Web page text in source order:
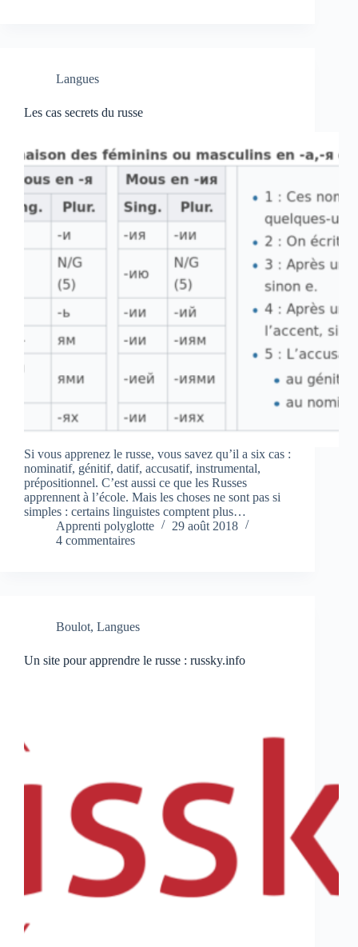
Langues
Les cas secrets du russe
Si vous apprenez le russe, vous savez qu’il a six cas :
nominatif, génitif, datif, accusatif, instrumental,
prépositionnel. C’est aussi ce que les Russes
apprennent à l’école. Mais les choses ne sont pas si
simples : certains linguistes comptent plus…
Apprenti polyglotte
29 août 2018
4 commentaires
Boulot, Langues
Un site pour apprendre le russe : russky.info